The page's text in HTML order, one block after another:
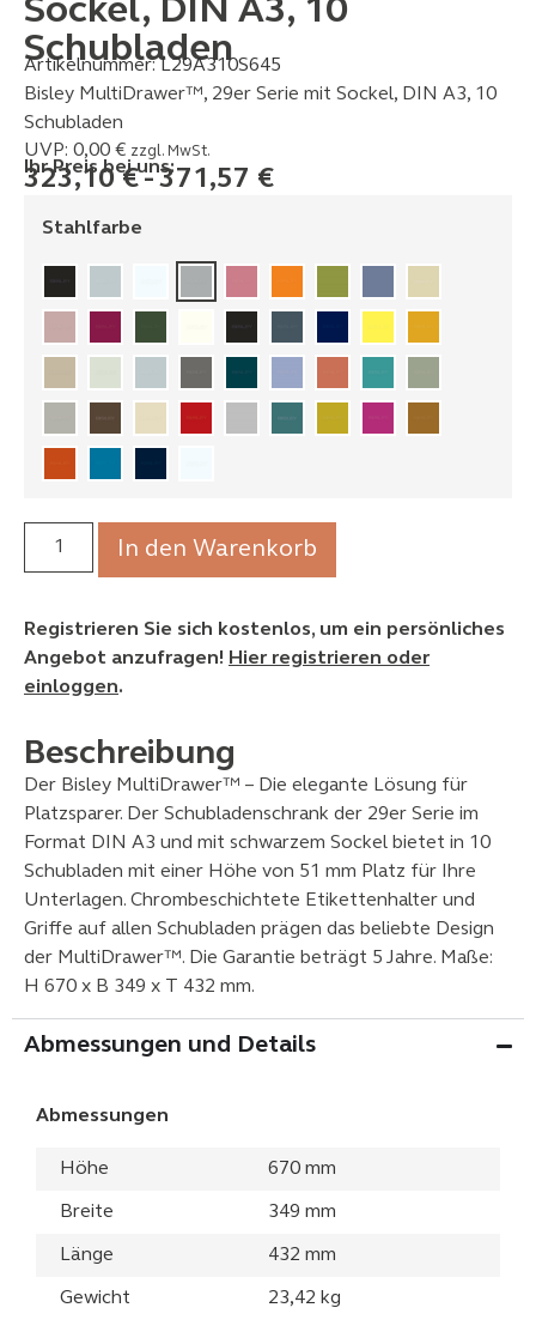
Sockel, DIN A3, 10
Schubladen
Artikelnummer:L29A310S645
Bisley MultiDrawer™, 29er Serie mit Sockel, DIN A3, 10
Schubladen
UVP: 0,00 € zzgl. MwSt.
Ihr Preis bei uns:
323,10€-371,57 €
Stahlfarbe
In den Warenkorb
Registrieren Sie sich kostenlos, um ein persönliches
Angebot anzufragen! Hier registrieren oder
einloggen.
Beschreibung
Der Bisley MultiDrawer™ – Die elegante Lösung für
Platzsparer. Der Schubladenschrank der 29er Serie im
Format DIN A3 und mit schwarzem Sockel bietet in 10
Schubladen mit einer Höhe von 51 mm Platz für Ihre
Unterlagen. Chrombeschichtete Etikettenhalter und
Griffe auf allen Schubladen prägen das beliebte Design
der MultiDrawer™. Die Garantie beträgt 5 Jahre. Maße:
H 670 x B 349 x T 432 mm.
Abmessungen und Details
Abmessungen
Höhe 670 mm
Breite 349 mm
Länge 432 mm
Gewicht 23,42 kg